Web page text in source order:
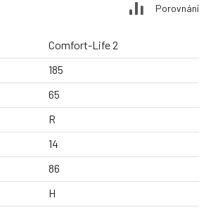
Porovnání
Comfort-Life 2
185
65
R
14
86
H